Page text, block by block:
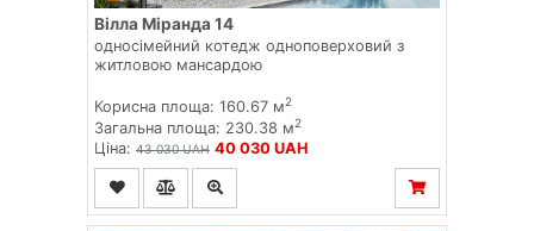
Вілла Міранда 14
односімейний котедж одноповерховий з
житловою мансардою
Корисна площа: 160.67 м2
Загальна площа: 230.38 м2
Ціна: 43 030 UAH 40 030 UAH